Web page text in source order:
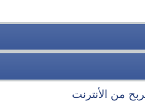
من الأنترنت